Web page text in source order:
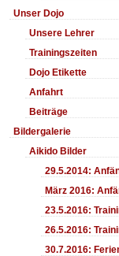
Unser Dojo
Unsere Lehrer
Trainingszeiten
Dojo Etikette
Anfahrt
Beiträge
Bildergalerie
Aikido Bilder
29.5.2014:
März 2016:
23.5.2016:
26.5.2016:
30.7.2016: